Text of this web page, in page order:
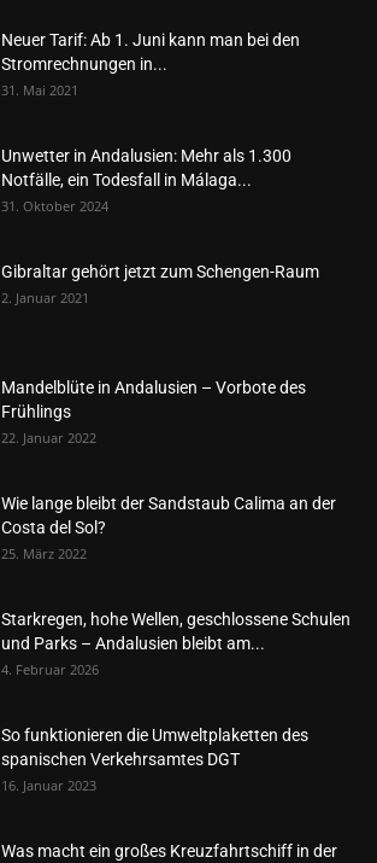
Neuer Tarif: Ab 1. Juni kann man bei den
Stromrechnungen in...
31. Mai 2021
Unwetter in Andalusien: Mehr als 1.300
Notfälle, ein Todesfall in Málaga...
31. Oktober 2024
Gibraltar gehört jetzt zum Schengen-Raum
2. Januar 2021
Mandelblüte in Andalusien – Vorbote des
Frühlings
22. Januar 2022
Wie lange bleibt der Sandstaub Calima an der
Costa del Sol?
25. März 2022
Starkregen, hohe Wellen, geschlossene Schulen
und Parks – Andalusien bleibt am...
4. Februar 2026
So funktionieren die Umweltplaketten des
spanischen Verkehrsamtes DGT
16. Januar 2023
Was macht ein großes Kreuzfahrtschiff in der